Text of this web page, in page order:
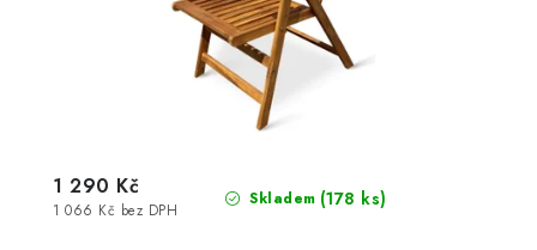
Skladem (178 ks)
1 066 Kč bez DPH
1 290 Kč